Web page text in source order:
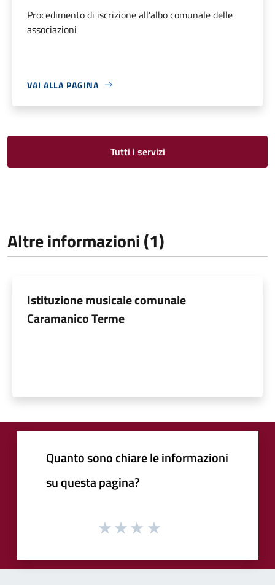
Procedimento di iscrizione all'albo comunale delle
associazioni
VAI ALLA PAGINA
Tutti i servizi
Altre informazioni (1)
Istituzione musicale comunale
Caramanico Terme
Quanto sono chiare le informazioni
su questa pagina?